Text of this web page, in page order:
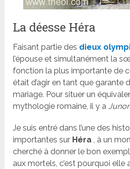
La déesse Héra
Faisant partie des dieux
l’épouse et simultanément la
fonction la plus importante de
était d’agir en tant que garante
mariage. Pour situer un
mythologie romaine, il y a
Je suis entré dans l’une des
importantes sur Héra , à un
cherché à donner le bon
aux mortels, c’est pourquoi elle